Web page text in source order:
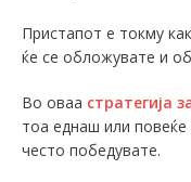
Пристапот е токму
ќе се обложувате и
Во оваа стратегија
тоа еднаш или
често победувате.